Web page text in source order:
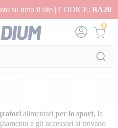
su tutto il sito | CODICE: BA20
0
alimentari per lo sport, la
e gli accessori si trovano